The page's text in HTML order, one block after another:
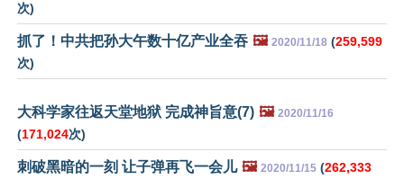
次)
抓了！中共把孙大午数十亿产业全吞 🖼️ 2020/11/18 (259,599
次)
大科学家往返天堂地狱 完成神旨意(7) 🖼️ 2020/11/16
(171,024次)
刺破黑暗的一刻 让子弹再飞一会儿 🖼️ 2020/11/15 (262,333